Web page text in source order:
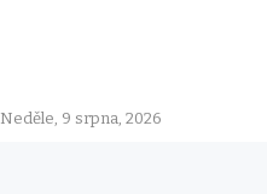
Neděle, 9 srpna, 2026